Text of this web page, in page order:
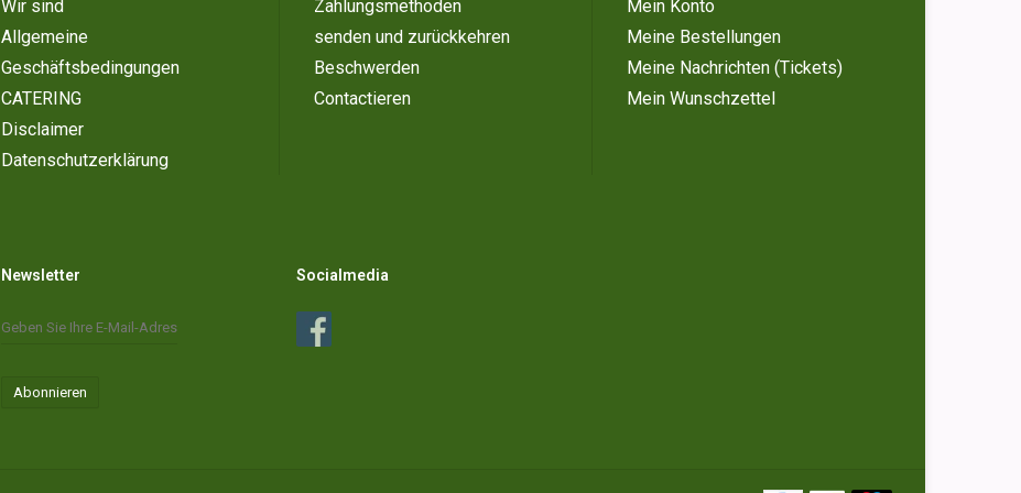
Wir sind
Allgemeine
Geschäftsbedingungen
CATERING
Disclaimer
Datenschutzerklärung
Zahlungsmethoden
senden und zurückkehren
Beschwerden
Contactieren
Mein Konto
Meine Bestellungen
Meine Nachrichten (Tickets)
Mein Wunschzettel
Newsletter
Abonnieren
Socialmedia